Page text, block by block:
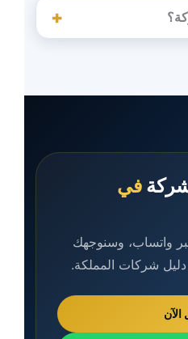
في
واتساب، وسنوجهك
شركات المملكة.